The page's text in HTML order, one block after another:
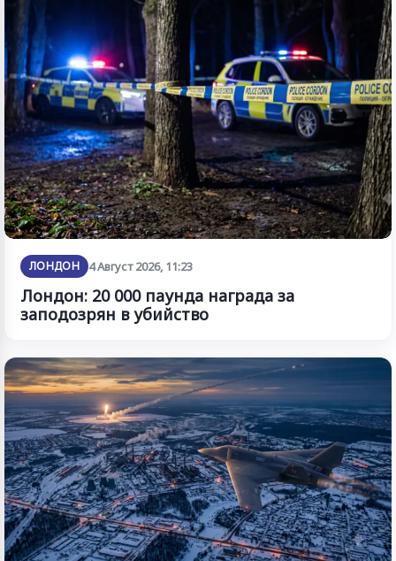
ЛОНДОН 4 Август 2026, 11:23
Лондон: 20 000 паунда награда за
заподозрян в убийство